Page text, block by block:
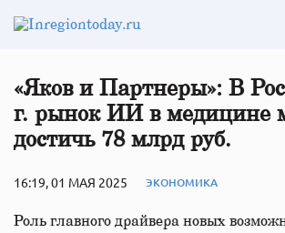
«Яков и Партнеры»: В
г. рынок ИИ в медицине
достичь 78 млрд руб.
16:19, 01 МАЯ 2025 ЭКОНОМИКА
Роль главного драйвера новых